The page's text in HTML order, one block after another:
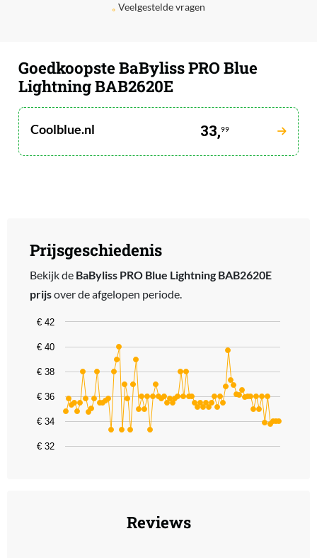
Veelgestelde vragen
Goedkoopste BaByliss PRO Blue
Lightning BAB2620E
Coolblue.nl 33,99
Prijsgeschiedenis
Bekijk de BaByliss PRO Blue Lightning BAB2620E
prijsover de afgelopen periode.
Chart
Line chart with 77 data points.
The chart has 1 X axis displaying categories.
The chart has 1 Y axis displaying values. Data ranges from 33.3 to
€ 32
€ 34
€ 36
€ 38
€ 40
€ 42
Reviews